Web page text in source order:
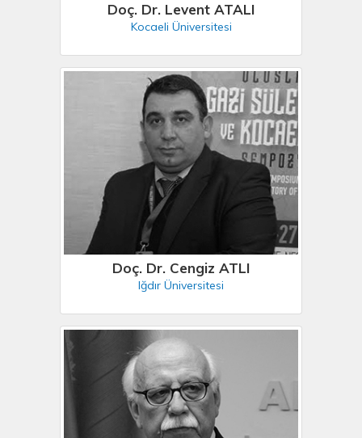
Doç. Dr. Levent ATALI
Kocaeli Üniversitesi
Doç. Dr. Cengiz ATLI
Iğdır Üniversitesi